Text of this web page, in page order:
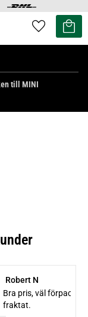
Favoriter
Kundvagn
till MINI